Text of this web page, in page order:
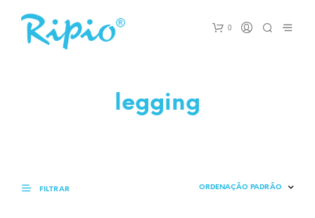
0
legging
FILTRAR